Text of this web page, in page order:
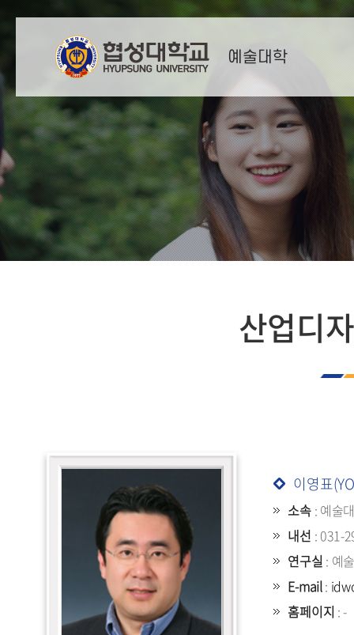
예술대학
산업디
이영표
소속: 예술
내선 : 031-
연구실 : 예
E-mail:
홈페이지 : -